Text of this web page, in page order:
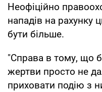
Неофіційно
нападів на рахунку
бути більше.
"Справа в тому, що
жертви просто не
приховати подію з